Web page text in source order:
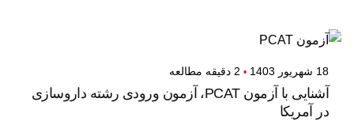
18 شهریور 1403 2 دقیقه مطالعه
آشنایی با آزمون PCAT، آزمون ورودی رشته داروسازی
در آمریکا